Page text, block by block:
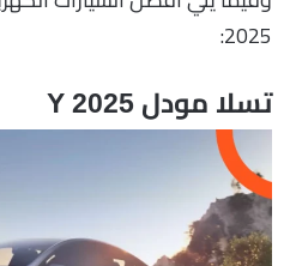
2025:
تسلا مودل Y 2025